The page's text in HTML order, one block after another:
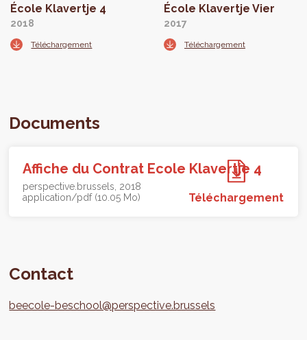
École Klavertje 4
2018
Téléchargement
École Klavertje Vier
2017
Téléchargement
Documents
Affiche du Contrat Ecole Klavertje 4
perspective.brussels 2018
application/pdf (10.05 Mo)
Téléchargement
Contact
beecole-beschool@perspective.brussels